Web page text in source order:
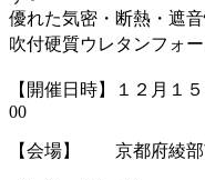
優れた気密・断熱・遮
吹付硬質ウレタンフォ
【開催日時】１２月１
00
【会場】 京都府綾部